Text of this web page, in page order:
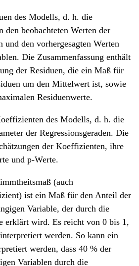
des Modells, d. h. die
den beobachteten Werten der
und den vorhergesagten Werten
Die Zusammenfassung enthält
der Residuen, die ein Maß für
um den Mittelwert ist, sowie
Residuenwerte.
des Modells, d. h. die
der Regressionsgeraden. Die
der Koeffizienten, ihre
und p-Werte.
(auch
ist ein Maß für den Anteil der
Variable, der durch die
erklärt wird. Es reicht von 0 bis 1,
werden. So kann ein
werden, dass 40 % der
Variablen durch die